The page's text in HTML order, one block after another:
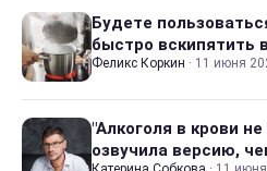
Будете
быстро вскипятить
Феликс Коркин · 11 июня
"Алкоголя в крови
озвучила версию,